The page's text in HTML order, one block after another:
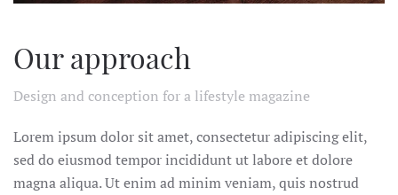
Our approach
Design and conception for a lifestyle magazine
Lorem ipsum dolor sit amet, consectetur adipiscing elit,
sed do eiusmod tempor incididunt ut labore et dolore
magna aliqua. Ut enim ad minim veniam, quis nostrud